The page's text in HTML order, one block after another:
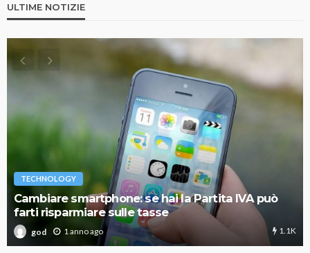
ULTIME NOTIZIE
TECHNOLOGY
Cambiare smartphone: se hai la Partita IVA può
farti risparmiare sulle tasse
god 1 anno ago 1.1K